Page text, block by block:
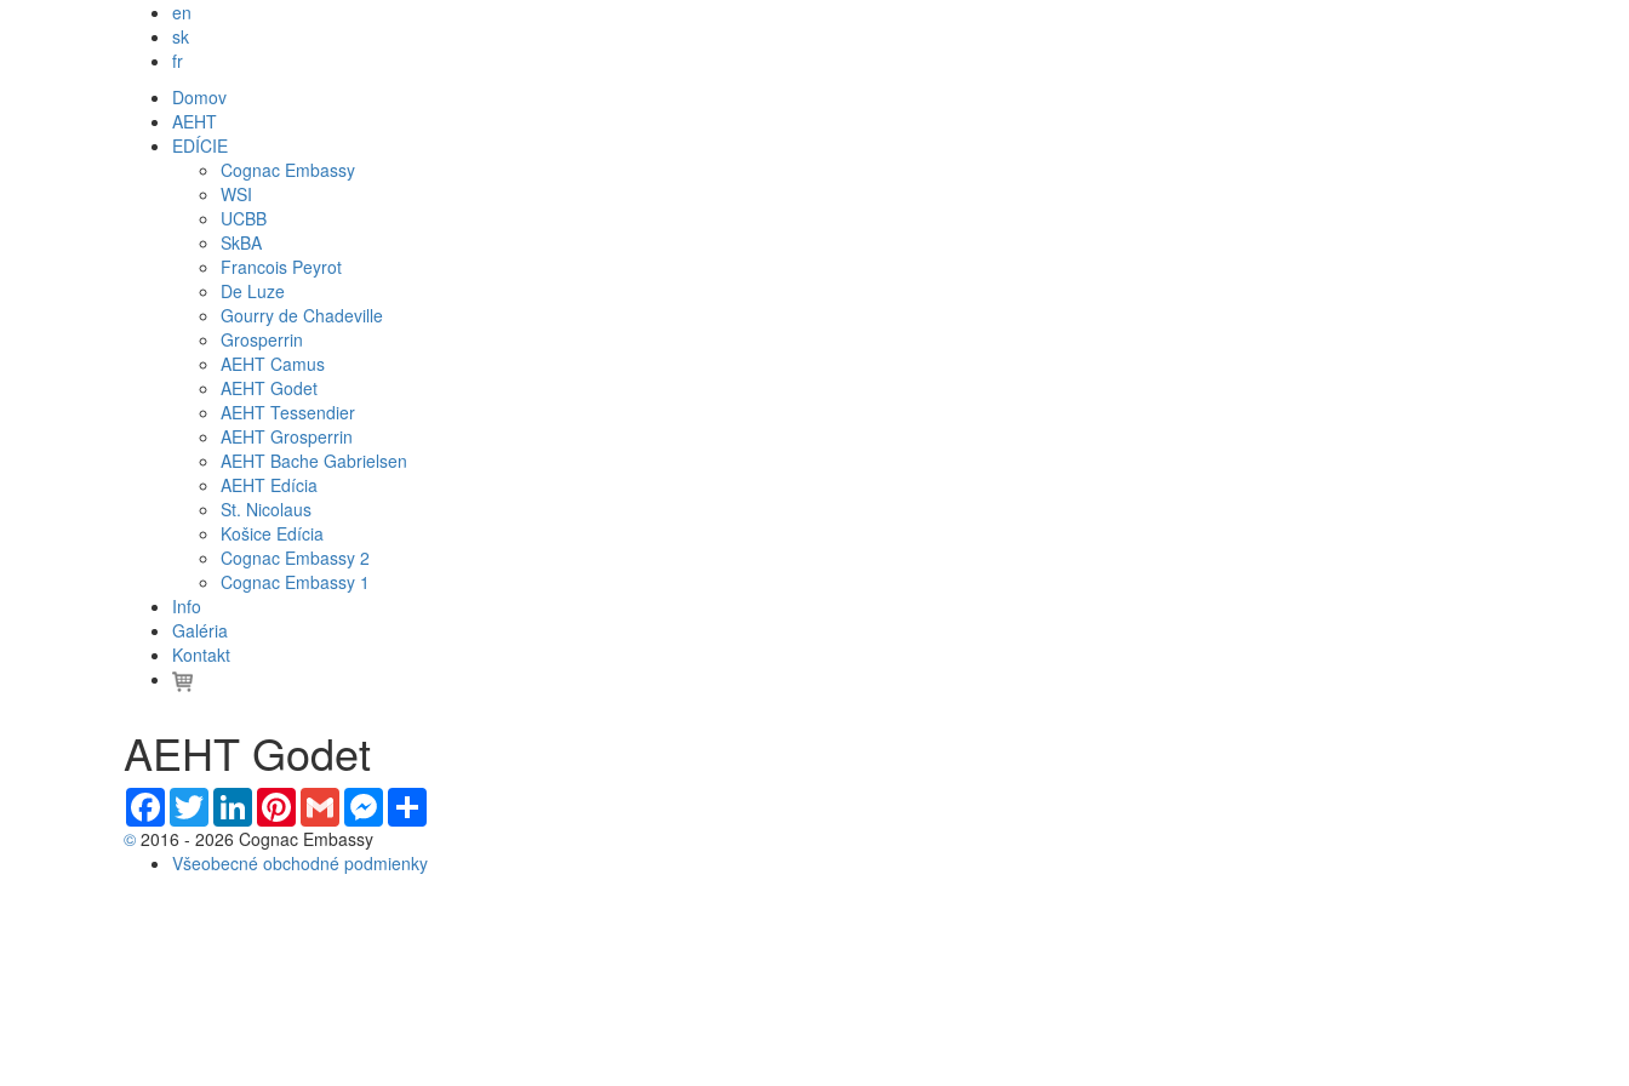
en
sk
fr
Domov
AEHT
EDÍCIE
Cognac Embassy
WSI
UCBB
SkBA
Francois Peyrot
De Luze
Gourry de Chadeville
Grosperrin
AEHT Camus
AEHT Godet
AEHT Tessendier
AEHT Grosperrin
AEHT Bache Gabrielsen
AEHT Edícia
St. Nicolaus
Košice Edícia
Cognac Embassy 2
Cognac Embassy 1
Info
Galéria
Kontakt
AEHT Godet
Facebook
TwitterLinkedInPinterestGmail Messenger
© 2016 - 2026 Cognac Embassy
Všeobecné obchodné podmienky